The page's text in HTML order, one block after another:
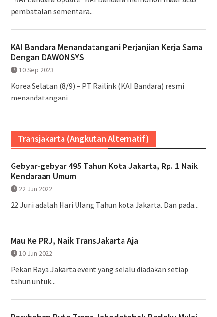
pembatalan sementara...
KAI Bandara Menandatangani Perjanjian Kerja Sama
Dengan DAWONSYS
10 Sep 2023
Korea Selatan (8/9) – PT Railink (KAI Bandara) resmi
menandatangani...
Transjakarta (Angkutan Alternatif)
Gebyar-gebyar 495 Tahun Kota Jakarta, Rp. 1 Naik
Kendaraan Umum
22 Jun 2022
22 Juni adalah Hari Ulang Tahun kota Jakarta. Dan pada...
Mau Ke PRJ, Naik TransJakarta Aja
10 Jun 2022
Pekan Raya Jakarta event yang selalu diadakan setiap
tahun untuk...